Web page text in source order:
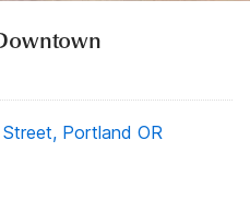
Portland OR